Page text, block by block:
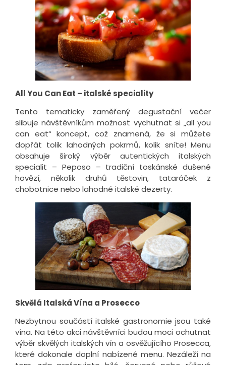
All You Can Eat – italské speciality
Tento tematicky zaměřený degustační večer
slibuje návštěvníkům možnost vychutnat si „all you
can eat“ koncept, což znamená, že si můžete
dopřát tolik lahodných pokrmů, kolik sníte! Menu
obsahuje široký výběr autentických italských
specialit – Peposo – tradiční toskánské dušené
hovězí, několik druhů těstovin, tataráček z
chobotnice nebo lahodné italské dezerty.
Skvělá Italská Vína a Prosecco
Nezbytnou součástí italské gastronomie jsou také
vína. Na této akci návštěvníci budou moci ochutnat
výběr skvělých italských vín a osvěžujícího Prosecca,
které dokonale doplní nabízené menu. Nezáleží na